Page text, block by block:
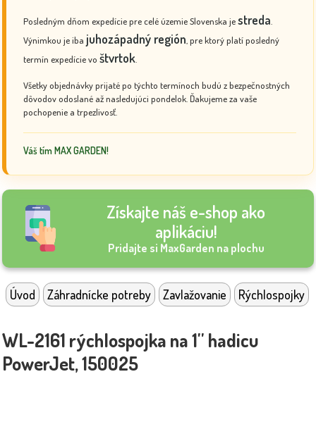
Posledným dňom expedície pre celé územie Slovenska jestreda
Výnimkou je iba juhozápadný región , pre ktorý platí posledný
termín expedície vo štvrtok
Všetky objednávky prijaté po týchto termínoch budú z bezpečnostných
dôvodov odoslané až nasledujúci pondelok. Ďakujeme za vaše
pochopenie a trpezlivosť.
Váš tím MAX GARDEN!
Získajte náš e-shop ako
aplikáciu!
Pridajte si MaxGarden na plochu
Úvod Záhradnícke potreby Zavlažovanie Rýchlospojky
WL-2161 rýchlospojka na 1'' hadicu
PowerJet, 150025